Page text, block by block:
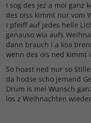
I sog des jez a moi ganz
des oiss kimmt nur vom
I pfeiff auf jedes helle
genauso wia aufs
dann brauch i a koa
wenn des ois ned kimmt
So hoast ned nur so
da hodse scho jemand
Drum is mei Wunsch
los z´Weihnachten